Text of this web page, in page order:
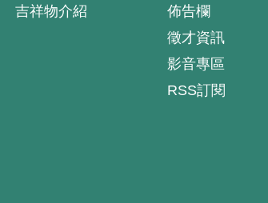
吉祥物介紹
佈告欄
徵才資訊
影音專區
RSS訂閱